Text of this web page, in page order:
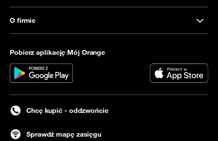
O firmie
Pobierz aplikację Mój Orange
Chcę kupić - oddzwońcie
Sprawdź mapę zasięgu